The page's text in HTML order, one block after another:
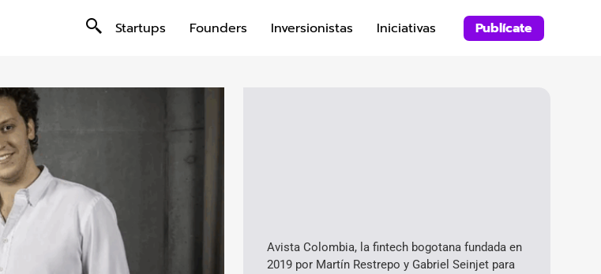
Startups Founders Inversionistas Iniciativas Publícate
Avista Colombia, la fintech bogotana fundada en
2019 por Martín Restrepo y Gabriel Seinjet para